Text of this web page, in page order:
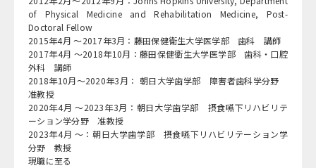
of Physical Medicine and Rehabilitation Medicine, Post-
Doctoral Fellow
2015年4月 ～2017年3月：藤田保健衛生大学医学部 歯科 講師
2017年4月 ～2018年10月：藤田保健衛生大学医学部 歯科・口腔
外科 講師
2018年10月～2020年3月： 朝日大学歯学部 障害者歯科学分野
准教授
2020年4月 ～2023年3月：朝日大学歯学部 摂食嚥下リハビリテ
ーション学分野 准教授
2023年4月 ～：朝日大学歯学部 摂食嚥下リハビリテーション学
分野 教授
現職に至る